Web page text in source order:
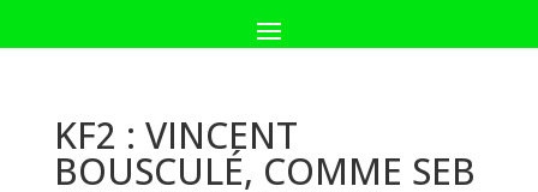
KF2 : VINCENT
BOUSCULÉ, COMME SEB